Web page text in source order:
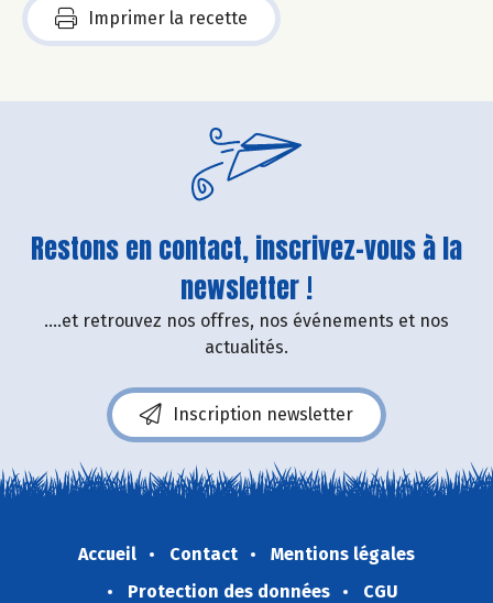
Imprimer la recette
Restons en contact, inscrivez-vous à la
newsletter !
....et retrouvez nos offres, nos événements et nos
actualités.
Inscription newsletter
Accueil Contact
Mentions légales
Protection des données
CGU